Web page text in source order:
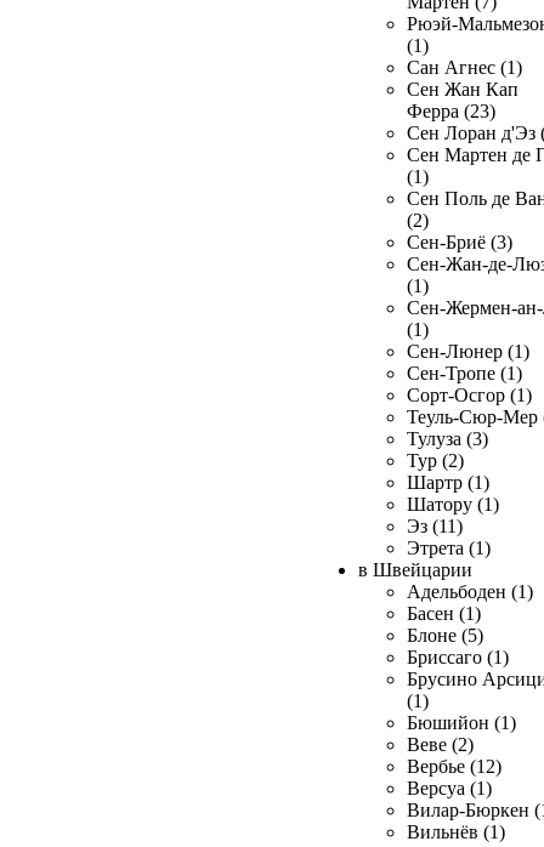
Рюэй-
(1)
Сан Агнес (1)
Сен Жан Кап
Ферра (23)
Сен Лоран д'Эз
Сен Мартен де
(1)
Сен Поль де
(2)
Сен-Бриё (3)
Сен-Жан-де-
(1)
Сен-Жермен-
(1)
Сен-Люнер (1)
Сен-Тропе (1)
Сорт-Осгор (1)
Теуль-Сюр-Мер
Тулуза (3)
Тур (2)
Шартр (1)
Шатору (1)
Эз (11)
Этрета (1)
в Швейцарии
Адельбоден (1)
Басен (1)
Блоне (5)
Бриссаго (1)
Брусино
(1)
Бюшийон (1)
Веве (2)
Вербье (12)
Версуа (1)
Вилар-Бюркен
Вильнёв (1)